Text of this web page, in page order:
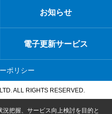
お知らせ
電子更新サービス
ポリシー
ALL RIGHTS RESERVED.
把握、サービス向上検討を目的と